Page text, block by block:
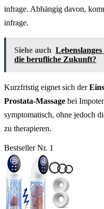
infrage. Abhängig davon,
infrage.
Siehe auch
die berufliche Zukunft?
Kurzfristig eignet sich der
Prostata-Massage bei
symptomatisch, ohne jedoch
zu therapieren.
Bestseller Nr. 1